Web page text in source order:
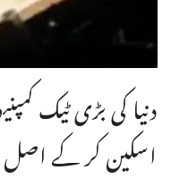
دنیا کی بڑی ٹیک
اسکین کر کے اصل